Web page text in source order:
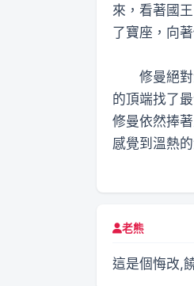
來，看著國
了寶座，向
修曼絕對沒
的頂端找了
修曼依然捧
感覺到溫熱
老熊
這是個悔改,